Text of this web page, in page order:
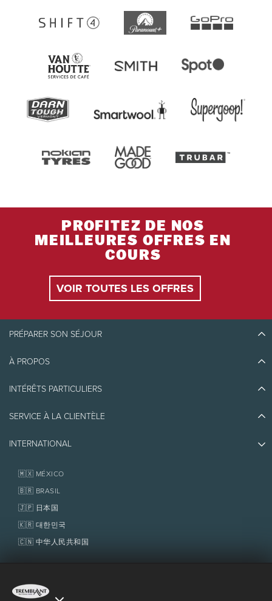
PROFITEZ DE NOS
MEILLEURES OFFRES EN
COURS
VOIR TOUTES LES OFFRES
PRÉPARER SON SÉJOUR
Découvrir Tremblant
Blogue
Quoi faire
À PROPOS
Écoresponsabilité
Athlètes ambassadeurs
Prix d'excellence
INTÉRÊTS PARTICULIERS
Emplois et carrières
Services aux propriétaires
Fondation Tremblant
SERVICE À LA CLIENTÈLE
Nous joindre
Politiques
INTERNATIONAL
🇲🇽 MÉXICO
🇧🇷 BRASIL
🇯🇵 日本国
🇰🇷 대한민국
🇨🇳 中华人民共和国